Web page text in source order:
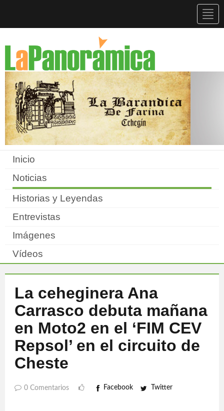
Inicio
Noticias
Historias y Leyendas
Entrevistas
Imágenes
Vídeos
La ceheginera Ana
Carrasco debuta mañana
en Moto2 en el ‘FIM CEV
Repsol’ en el circuito de
Cheste
0 Comentarios Facebook Twitter